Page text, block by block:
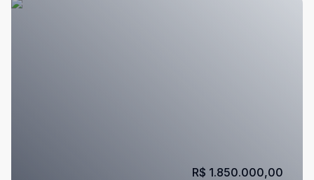
R$ 1.850.000,00